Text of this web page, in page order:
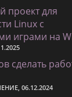
проект для
Linux с
играми на
сделать
06.12.2024